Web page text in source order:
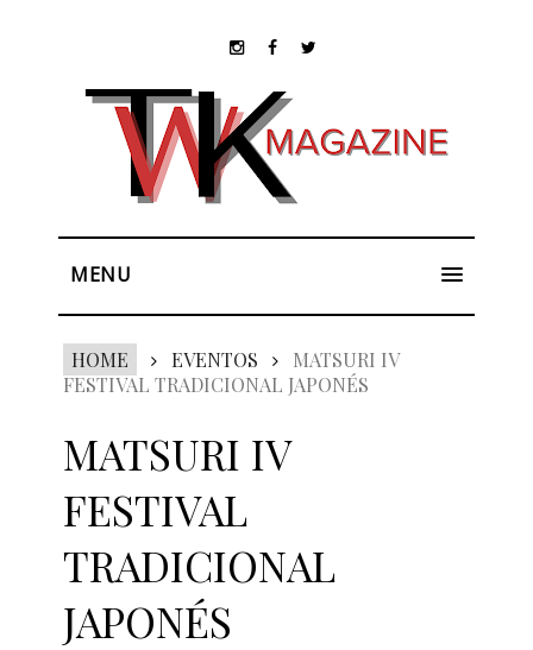
MENU
HOME EVENTOS
MATSURI IV
FESTIVAL TRADICIONAL JAPONÉS
MATSURI IV
FESTIVAL
TRADICIONAL
JAPONÉS